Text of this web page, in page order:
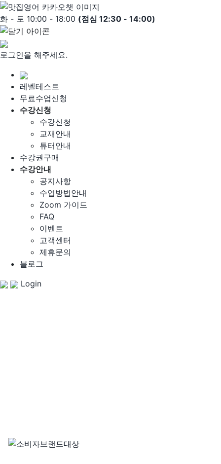
Skip
to
content
화 - 토 10:00 - 18:00 (점심 12:30 - 14:00)
로그인을 해주세요.
레벨테스트
무료수업신청
수강신청
수강신청
교재안내
튜터안내
수강권구매
수강안내
공지사항
수업방법안내
Zoom 가이드
FAQ
이벤트
고객센터
제휴문의
블로그
Login